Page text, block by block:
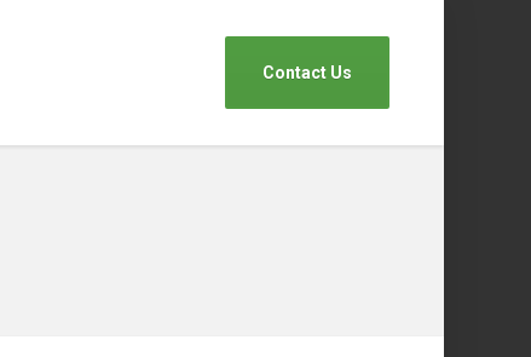
Contact Us